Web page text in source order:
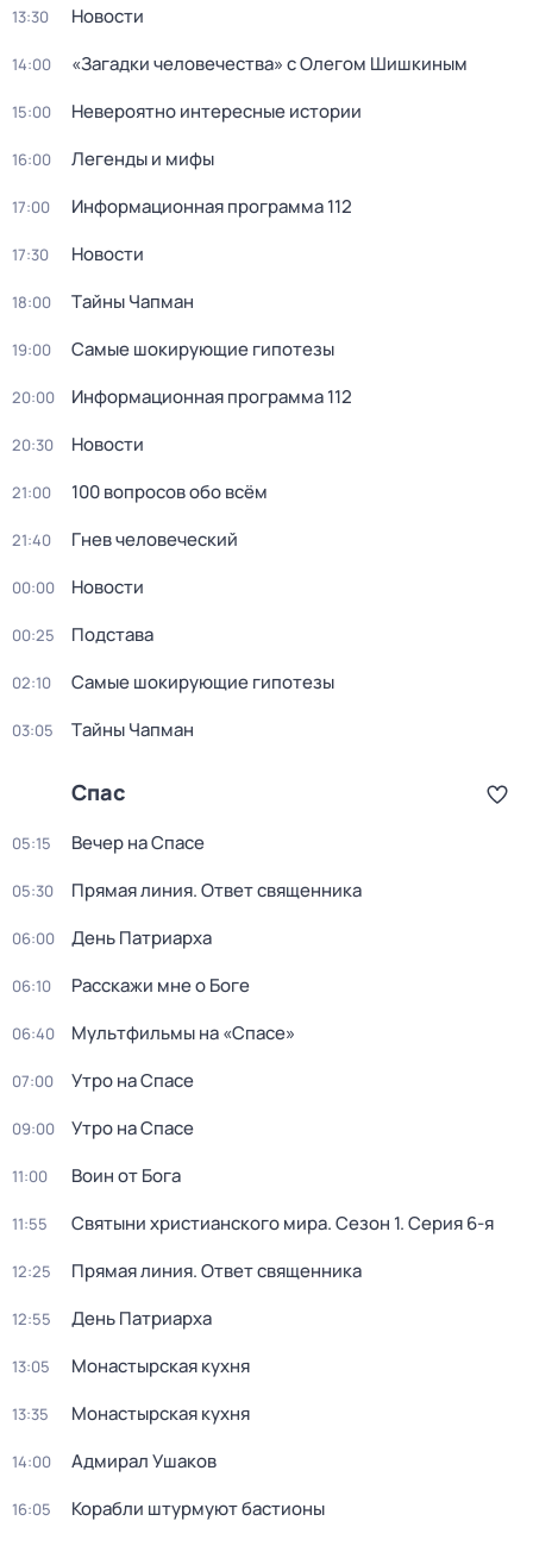
13:30 Новости
14:00 «Загадки человечества» с Олегом Шишкиным
15:00 Невероятно интересные истории
16:00 Легенды и мифы
17:00 Информационная программа 112
17:30 Новости
18:00 Тaйны Чапман
19:00 Самые шoкиpующие гипотезы
20:00 Информационная программа 112
20:30 Новости
21:00 100 вопросов обо всём
21:40 Гнев человеческий
00:00 Новости
00:25 Подстава
02:10 Самые шoкиpующие гипотезы
03:05 Тaйны Чапман
Спас
05:15 Вeчер на Спасe
05:30 Прямая линия. Ответ священника
06:00 День Патриарха
06:10 Расскажи мне о Боге
06:40 Мультфильмы на «Спасе»
07:00 Утро на Спасе
09:00 Утро на Спасе
11:00 Воин от Бога
11:55 Святыни христианского мира. Сезон 1. Серия 6-я
12:25 Прямая линия. Ответ священника
12:55 День Патриарха
13:05 Монастырская кухня
13:35 Монастырская кухня
14:00 Адмирал Ушаков
16:05
Корабли штурмуют бастионы